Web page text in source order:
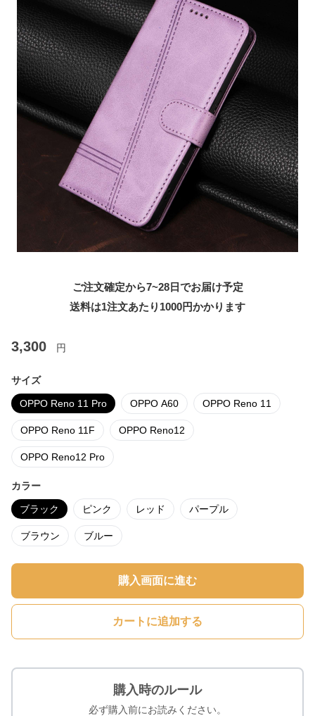
ご注文確定から7~28日でお届け予定
送料は1注文あたり 1000円かかります
3,300 円
サイズ
OPPO Reno 11 Pro OPPO A60 OPPO Reno 11
OPPO Reno 11F OPPO Reno12
OPPO Reno12 Pro
カラー
ブラック ピンク レッド パープル
ブラウン ブルー
購入画面に進む
カートに追加する
購入時のルール
必ず購入前にお読みください。